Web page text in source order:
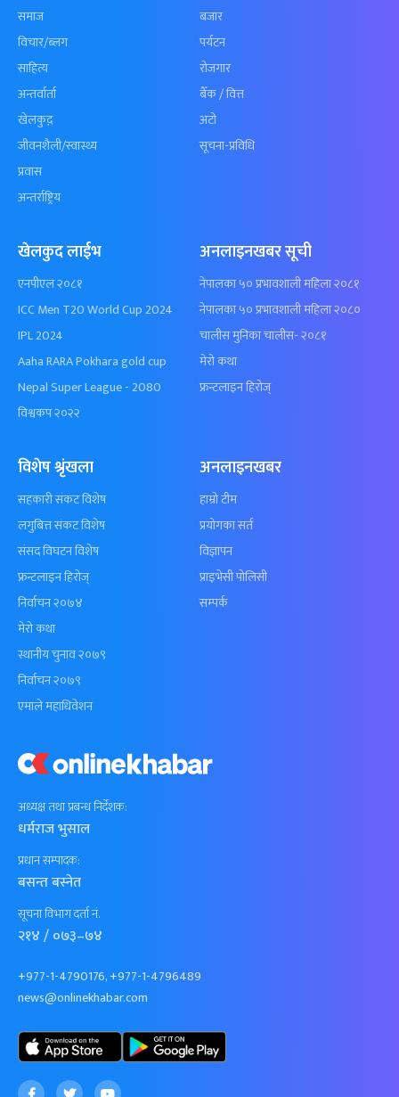
अध्यक्ष तथा प्रबन्ध निर्देशक:
धर्मराज भुसाल
प्रधान सम्पादक:
बसन्त बस्नेत
सूचना विभाग दर्ता नं.
२१४ / ०७३–७४
+977-1-4790176, +977-1-4796489
news@onlinekhabar.com
समाज
विचार/ब्लग
साहित्य
अन्तर्वार्ता
खेलकुद़़
जीवनशैली/स्वास्थ्य
प्रवास
अन्तर्राष्ट्रिय
बजार
पर्यटन
रोजगार
बैँक / वित्त
अटो
सूचना-प्रविधि
खेलकुद लाईभ
एनपीएल २०८१
ICC Men T20 World Cup 2024
IPL 2024
Aaha RARA Pokhara gold cup
Nepal Super League - 2080
विश्वकप २०२२
अनलाइनखबर सूची
नेपालका ५० प्रभावशाली महिला २०८१
नेपालका ५० प्रभावशाली महिला २०८०
चालीस मुनिका चालीस- २०८१
मेरो कथा
फ्रन्टलाइन हिरोज्
विशेष श्रृंखला
सहकारी संकट विशेष
लगुबित्त संकट विशेष
संसद विघटन विशेष
फ्रन्टलाइन हिरोज्
निर्वाचन २०७४
मेरो कथा
स्थानीय चुनाव २०७९
निर्वाचन २०७९
एमाले महाधिवेशन
अनलाइनखबर
हाम्रो टीम
प्रयोगका सर्त
विज्ञापन
प्राइभेसी पोलिसी
सम्पर्क